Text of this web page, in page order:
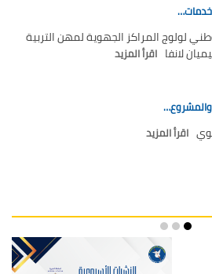
خدمات…
لولوج المراكز الجهوية لمهن التربية
لانفا اقرأ المزيد
اقرأ المزيد